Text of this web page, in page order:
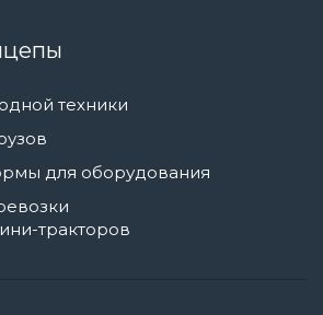
техники
для оборудования
тракторов